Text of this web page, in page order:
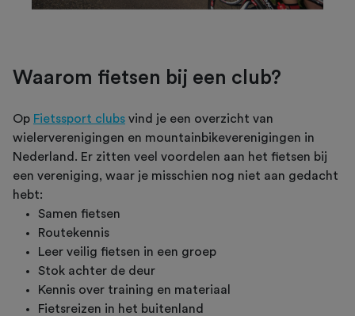
Waarom fietsen bij een club?
Op Fietssport clubs vind je een overzicht van
wielerverenigingen en mountainbikeverenigingen in
Nederland. Er zitten veel voordelen aan het fietsen bij
een vereniging, waar je misschien nog niet aan gedacht
hebt:
Samen fietsen
Routekennis
Leer veilig fietsen in een groep
Stok achter de deur
Kennis over training en materiaal
Fietsreizen in het buitenland